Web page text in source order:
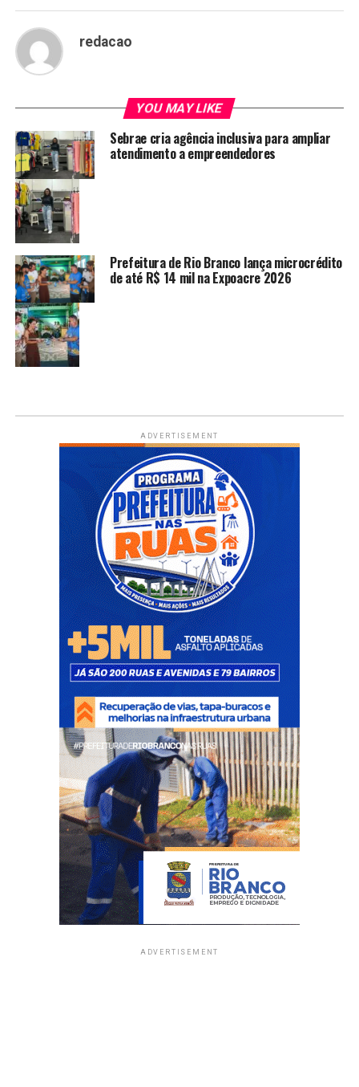
redacao
YOU MAY LIKE
Sebrae cria agência inclusiva para ampliar
atendimento a empreendedores
Prefeitura de Rio Branco lança microcrédito
de até R$ 14 mil na Expoacre 2026
ADVERTISEMENT
ADVERTISEMENT